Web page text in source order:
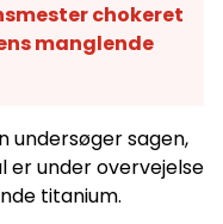
chokeret
manglende
undersøger sagen,
er under overvejelse
titanium.